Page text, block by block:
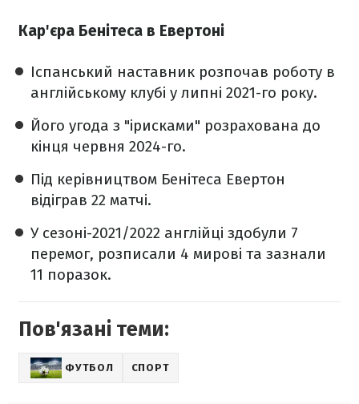
Кар'єра Бенітеса в Евертоні
Іспанський наставник розпочав роботу в
англійському клубі у липні 2021-го року.
Його угода з "ірисками" розрахована до
кінця червня 2024-го.
Під керівництвом Бенітеса Евертон
відіграв 22 матчі.
У сезоні-2021/2022 англійці здобули 7
перемог, розписали 4 мирові та зазнали
11 поразок.
Пов'язані теми:
ФУТБОЛ СПОРТ